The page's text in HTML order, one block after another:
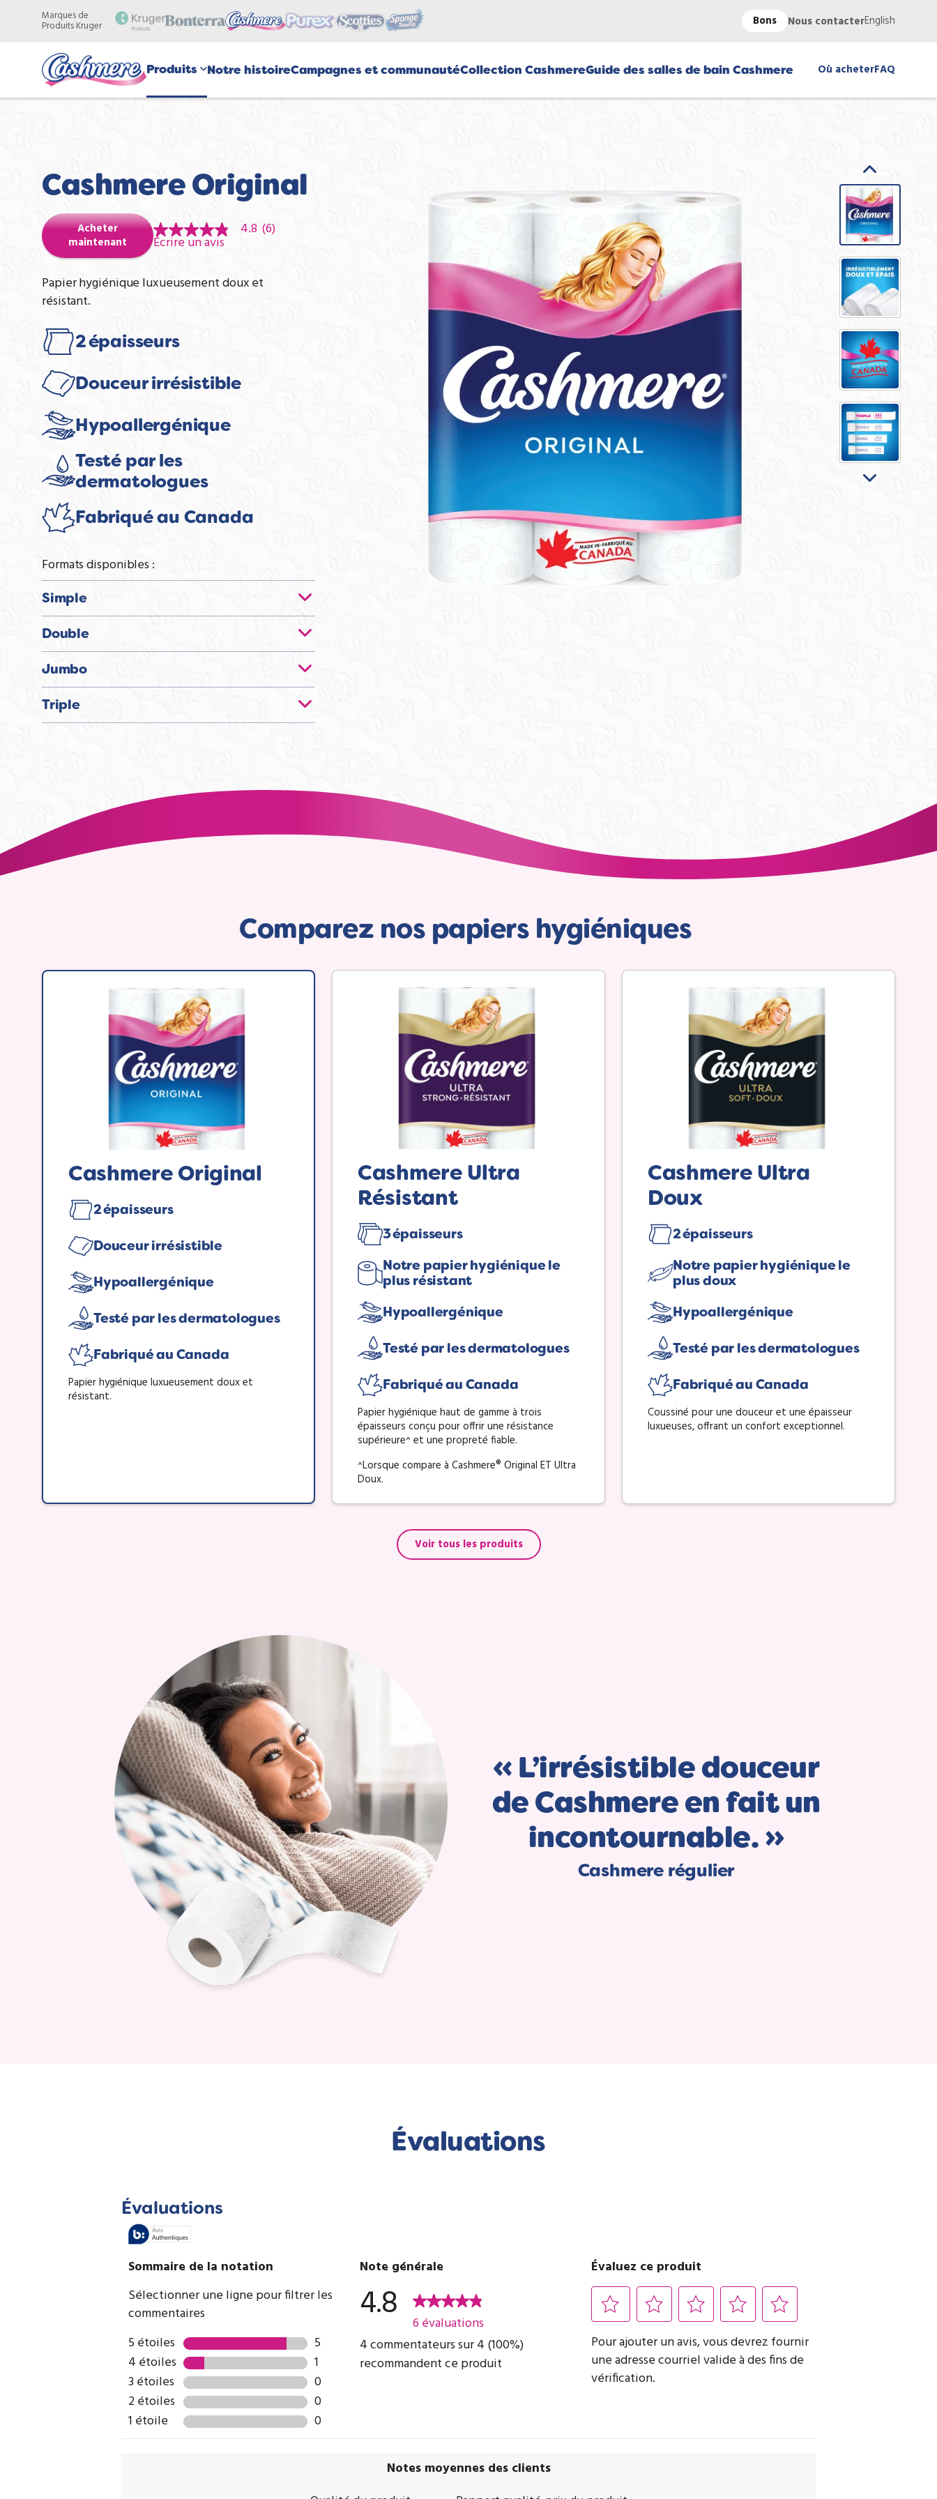
contenu
principal
Marques de
Produits Kruger Bons Nous contacterEnglish
Produits Notre histoireCampagnes et communautéCollection CashmereGuide des salles de bain Cashmere Où acheterFAQ
Cashmere Original
Acheter
maintenant
4.8
out
stars,
average
6
Reviews.
la
même
4.8 (6)
Écrire un avis
Papier hygiénique luxueusement doux et
résistant.
2 épaisseurs
Douceur irrésistible
Hypoallergénique
Testé par les
dermatologues
Fabriqué au Canada
Formats disponibles :
Simple
Double
Jumbo
Triple
Comparez nos papiers hygiéniques
Cashmere Original
2 épaisseurs
Douceur irrésistible
Hypoallergénique
Testé par les dermatologues
Fabriqué au Canada
Papier hygiénique luxueusement doux et
résistant.
Cashmere Ultra
Résistant
3 épaisseurs
Notre papier hygiénique le
plus résistant
Hypoallergénique
Testé par les dermatologues
Fabriqué au Canada
Papier hygiénique haut de gamme à trois
épaisseurs conçu pour offrir une résistance
supérieure^ et une propreté fiable.
^Lorsque compare à Cashmere® Original ET Ultra
Doux.
Cashmere Ultra
Doux
2 épaisseurs
Notre papier hygiénique le
plus doux
Hypoallergénique
Testé par les dermatologues
Fabriqué au Canada
Coussiné pour une douceur et une épaisseur
luxueuses, offrant un confort exceptionnel.
Voir tous les produits
« L’irrésistible douceur
de Cashmere en fait un
incontournable. »
Cashmere régulier
Évaluations